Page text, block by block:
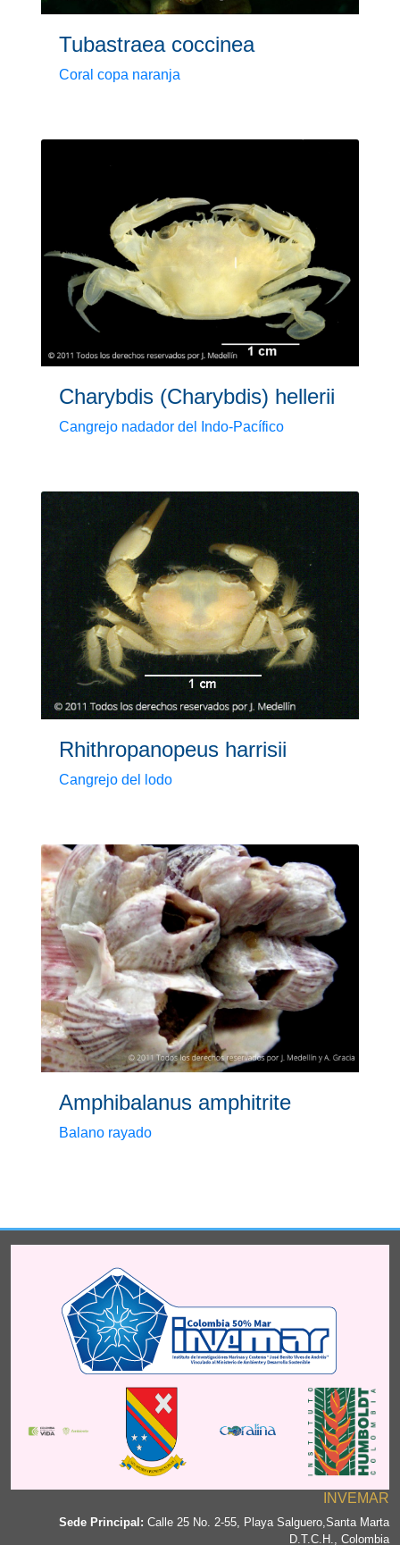
Tubastraea coccinea
Coral copa naranja
Charybdis (Charybdis) hellerii
Cangrejo nadador del Indo-Pacífico
Rhithropanopeus harrisii
Cangrejo del lodo
Amphibalanus amphitrite
Balano rayado
INVEMAR
Sede Principal: Calle 25 No. 2-55, Playa Salguero,Santa Marta
D.T.C.H., Colombia